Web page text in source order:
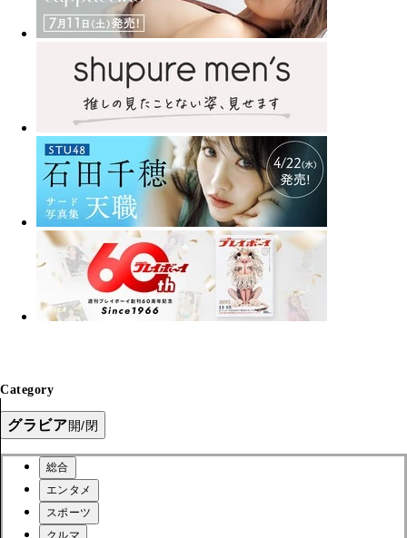
Category
グラビア開/閉
総合
エンタメ
スポーツ
クルマ